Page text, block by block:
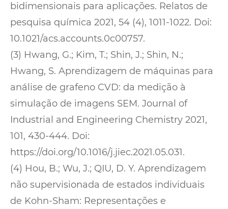
bidimensionais para aplicações. Relatos de
pesquisa química 2021, 54 (4), 1011-1022. Doi:
10.1021/acs.accounts.0c00757.
(3) Hwang, G.; Kim, T.; Shin, J.; Shin, N.;
Hwang, S. Aprendizagem de máquinas para
análise de grafeno CVD: da medição à
simulação de imagens SEM. Journal of
Industrial and Engineering Chemistry 2021,
101, 430-444. Doi:
https://doi.org/10.1016/j.jiec.2021.05.031.
(4) Hou, B.; Wu, J.; QIU, D. Y. Aprendizagem
não supervisionada de estados individuais
de Kohn-Sham: Representações e